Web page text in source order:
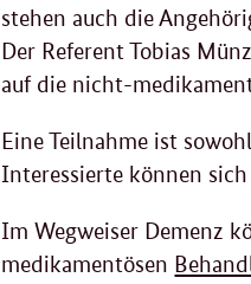
stehen auch die
Der Referent Tobias
auf die nicht-
Eine Teilnahme ist
Interessierte können
Im Wegweiser Demenz
medikamentösen